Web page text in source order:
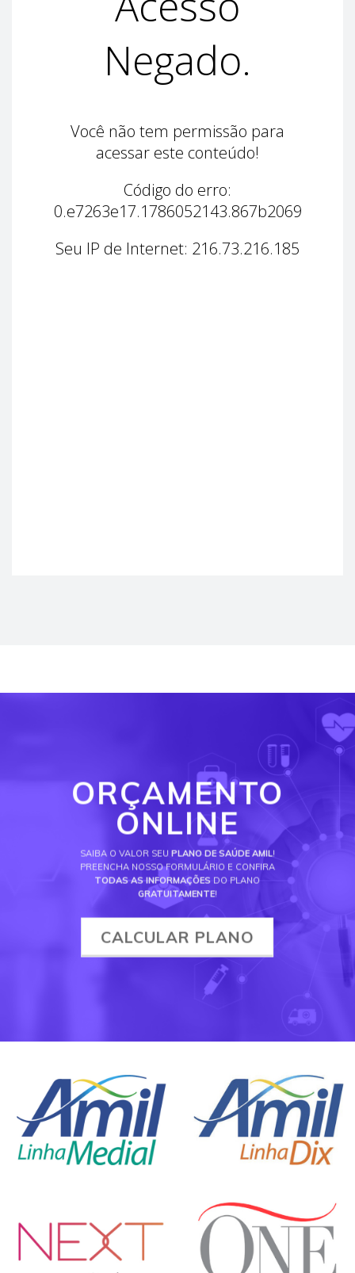
ORÇAMENTO
ONLINE
SAIBA O VALOR SEU PLANO DE SAÚDE AMIL!
PREENCHA NOSSO FORMULÁRIO E CONFIRA
TODAS AS INFORMAÇÕES DO PLANO
GRATUITAMENTE!
CALCULAR PLANO